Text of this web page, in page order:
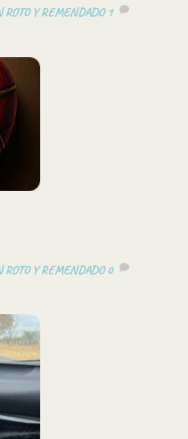
ROTO Y REMENDADO 1
ROTO Y REMENDADO 0